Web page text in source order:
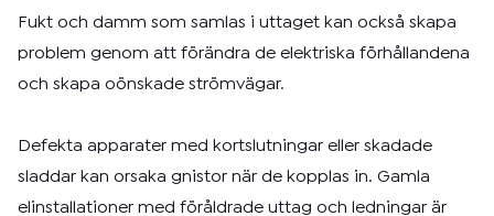
Fukt och damm som samlas i uttaget kan också skapa
problem genom att förändra de elektriska förhållandena
och skapa oönskade strömvägar.
Defekta apparater med kortslutningar eller skadade
sladdar kan orsaka gnistor när de kopplas in. Gamla
elinstallationer med föråldrade uttag och ledningar är